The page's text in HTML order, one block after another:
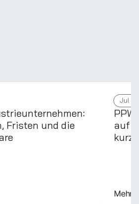
Fristen und die
Jul
auf
kurz
Mehr